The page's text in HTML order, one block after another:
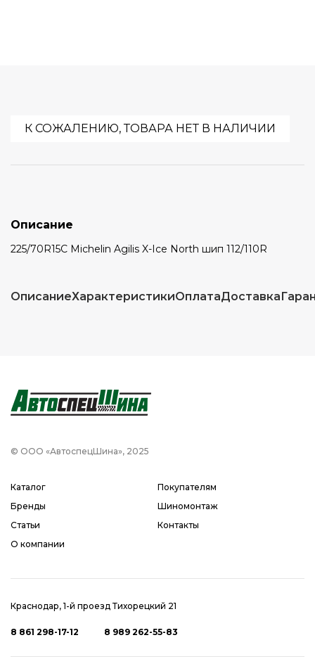
К СОЖАЛЕНИЮ, ТОВАРА НЕТ В НАЛИЧИИ
Описание
225/70R15C Michelin Agilis X-Ice North шип 112/110R
ОписаниеХарактеристикиОплатаДоставка
© ООО «АвтоспецШина», 2025
Каталог
Бренды
Статьи
О компании
Покупателям
Шиномонтаж
Контакты
Краснодар, 1-й проезд Тихорецкий 21
8 861 298-17-12 8 989 262-55-83